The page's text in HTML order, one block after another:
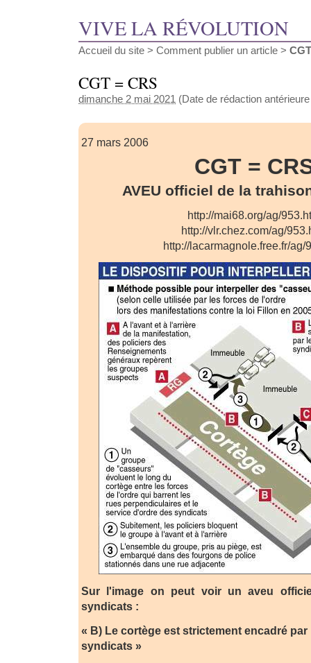
VIVE LA RÉVOLUTION
Accueil du site > Comment publier un article >
CGT = CRS
dimanche 2 mai 2021 (Date de rédaction
27 mars 2006
CGT =
AVEU officiel de la
http://mai68.org/ag/
http://vlr.chez.com/ag/
http://lacarmagnole.free.fr/ag/
Sur l'image on peut voir un aveu
syndicats :
« B) Le cortège est strictement encadré
syndicats »